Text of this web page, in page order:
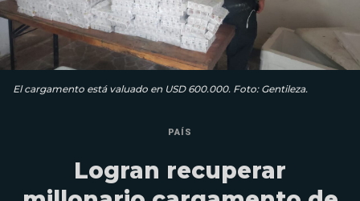
El cargamento está valuado en USD 600.000. Foto: Gentileza.
PAÍS
Logran recuperar